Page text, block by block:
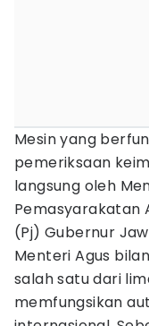
Mesin yang
pemeriksaan
langsung oleh
Pemasyarakatan
(Pj) Gubernur
Menteri Agus
salah satu dari
memfungsikan